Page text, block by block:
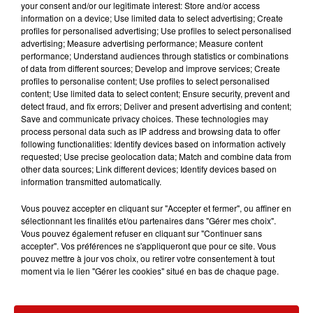
heures, heure de Paris, si les conditions
météorologiques le permettent. Il reste encore quatre
demi-finales, deux petites finales pour la médaille de
bronze, ainsi que les finales féminine et masculine. Les
Français Kauli Vaast et Johanne Defay sont toujours en
compétition. Vaast affrontera Alonso Correa du Pérou,
tandis que Defay, après avoir battu la championne
olympique en quarts de finale, affrontera la championne
du monde Caroline Marks.
LES AUTRES ACTUALITÉS
MULHOUSE : UN HOMME
your consent and/or our legitimate interest: Store and/or access
information on a device; Use limited data to select advertising; Create
profiles for personalised advertising; Use profiles to select personalised
advertising; Measure advertising performance; Measure content
performance; Understand audiences through statistics or combinations
of data from different sources; Develop and improve services; Create
profiles to personalise content; Use profiles to select personalised
content; Use limited data to select content; Ensure security, prevent and
detect fraud, and fix errors; Deliver and present advertising and content;
Save and communicate privacy choices. These technologies may
process personal data such as IP address and browsing data to offer
following functionalities: Identify devices based on information actively
requested; Use precise geolocation data; Match and combine data from
other data sources; Link different devices; Identify devices based on
information transmitted automatically.
Vous pouvez accepter en cliquant sur "Accepter et fermer", ou affiner en
sélectionnant les finalités et/ou partenaires dans "Gérer mes choix".
Vous pouvez également refuser en cliquant sur "Continuer sans
accepter". Vos préférences ne s'appliqueront que pour ce site. Vous
pouvez mettre à jour vos choix, ou retirer votre consentement à tout
moment via le lien "Gérer les cookies" situé en bas de chaque page.